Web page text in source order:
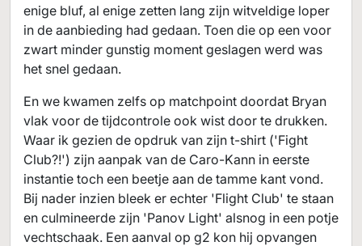
enige bluf, al enige zetten lang zijn witveldige loper
in de aanbieding had gedaan. Toen die op een voor
zwart minder gunstig moment geslagen werd was
het snel gedaan.
En we kwamen zelfs op matchpoint doordat Bryan
vlak voor de tijdcontrole ook wist door te drukken.
Waar ik gezien de opdruk van zijn t-shirt ('Fight
Club?!') zijn aanpak van de Caro-Kann in eerste
instantie toch een beetje aan de tamme kant vond.
Bij nader inzien bleek er echter 'Flight Club' te staan
en culmineerde zijn 'Panov Light' alsnog in een potje
vechtschaak. Een aanval op g2 kon hij opvangen